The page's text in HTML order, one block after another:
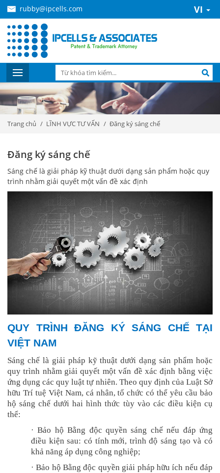
rubby@ipcells.com VI
Trang chủ LĨNH VỰC TƯ VẤN Đăng ký sáng chế
Đăng ký sáng chế
Sáng chế là giải pháp kỹ thuật dưới dạng sản phẩm hoặc quy
trình nhằm giải quyết một vấn đề xác định
QUY TRÌNH ĐĂNG KÝ SÁNG CHẾ TẠI
VIỆT NAM
Sáng chế là giải pháp kỹ thuật dưới dạng sản phẩm hoặc
quy trình nhằm giải quyết một vấn đề xác định bằng việc
ứng dụng các quy luật tự nhiên. Theo quy định của Luật Sở
hữu Trí tuệ Việt Nam, cá nhân, tổ chức có thể yêu cầu bảo
hộ sáng chế dưới hai hình thức tùy vào các điều kiện cụ
thể:
·Bảo hộ Bằng độc quyền sáng chế nếu đáp ứng
điều kiện sau: có tính mới, trình độ sáng tạo và có
khả năng áp dụng công nghiệp;
·Bảo hộ Bằng độc quyền giải pháp hữu ích nếu đáp